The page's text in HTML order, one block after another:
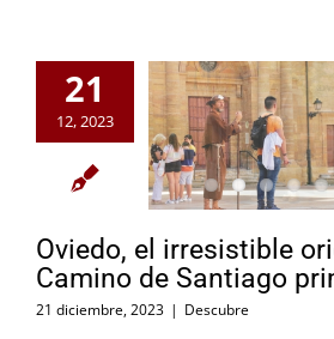
21
12, 2023
Oviedo, el irresistible
Camino de Santiago
21 diciembre, 2023 | Descubre